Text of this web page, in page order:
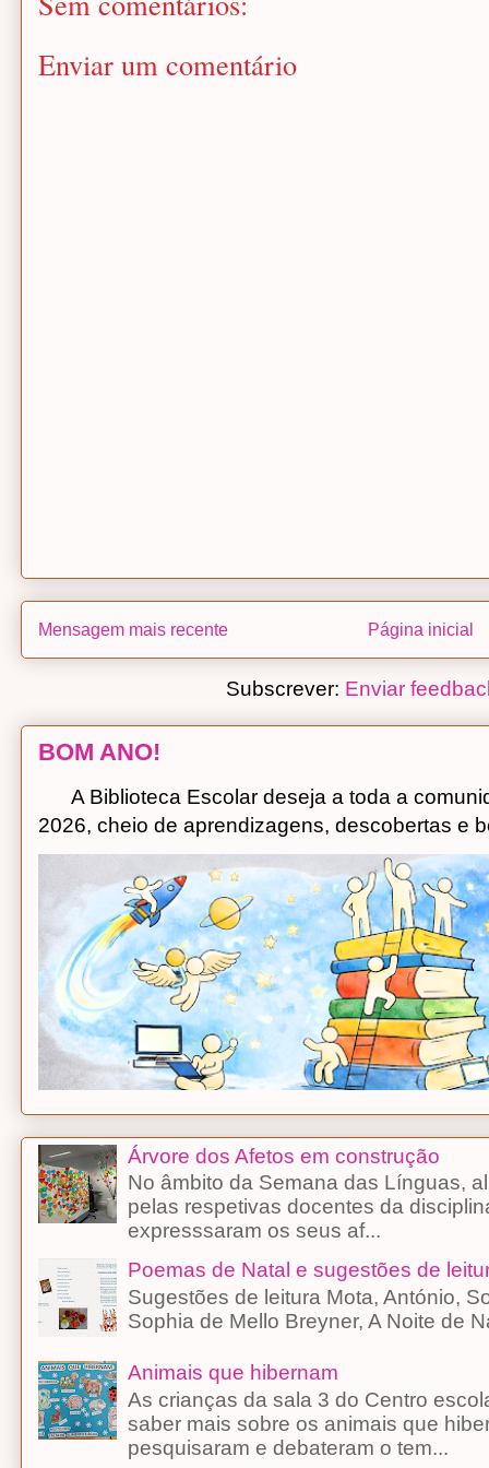
Enviar um comentário
Mensagem mais recente Página inicial
Subscrever: Enviar
BOM ANO!
A Biblioteca Escolar deseja a toda a
2026, cheio de aprendizagens, descobertas e
Árvore dos Afetos em construção
No âmbito da Semana das Línguas,
pelas respetivas docentes da
expresssaram os seus af...
Poemas de Natal e sugestões de
Sugestões de leitura Mota, António,
Sophia de Mello Breyner, A Noite
Animais que hibernam
As crianças da sala 3 do Centro
saber mais sobre os animais que
pesquisaram e debateram o tem...